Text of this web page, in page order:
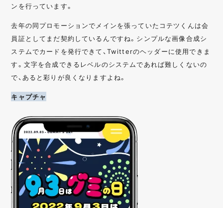
ンを行っています。
去年の同プロモーションでメインを張っていたコテツくんは会
員証としてまだ契約しているんですね。シンプルな画像合成シ
ステムでカードを発行できて、Twitterのヘッダーに使用できま
す。文字を合成できるレベルのシステムであれば難しくないの
で、あると彩りが良くなりますよね。
キャプチャ